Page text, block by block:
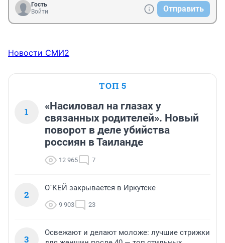
Гость
Войти
Отправить
Новости СМИ2
ТОП 5
1
«Насиловал на глазах у
связанных родителей». Новый
поворот в деле убийства
россиян в Таиланде
12 965 7
2
О`КЕЙ закрывается в Иркутске
9 903 23
3
Освежают и делают моложе: лучшие стрижки